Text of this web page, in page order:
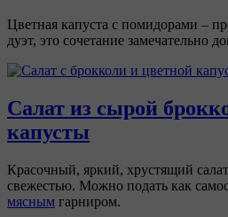
Цветная капуста с помидорами –
дуэт, это сочетание замечательно
Салат из сырой
капусты
Красочный, яркий, хрустящий
свежестью. Можно подать как
мясным гарниром.